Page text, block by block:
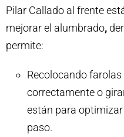
Pilar Callado al frente
mejorar el alumbrado,
permite:
Recolocando
correctamente o
están para
paso.